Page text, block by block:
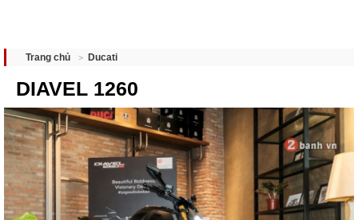
Trang chủ Ducati
DIAVEL 1260